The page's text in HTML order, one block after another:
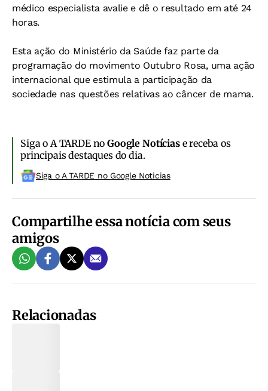
médico especialista avalie e dê o resultado em até 24
horas.
Esta ação do Ministério da Saúde faz parte da
programação do movimento Outubro Rosa, uma ação
internacional que estimula a participação da
sociedade nas questões relativas ao câncer de mama.
Siga o A TARDE noGoogle Notíciase receba os
principais destaques do dia.
Siga o A TARDE no Google Noticias
Compartilhe essa notícia com seus
amigos
Relacionadas